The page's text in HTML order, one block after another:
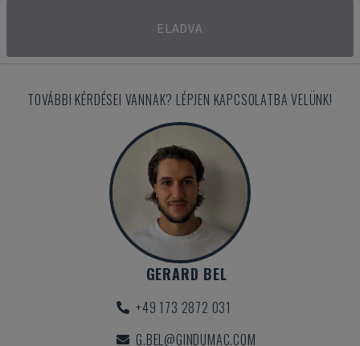
ELADVA
TOVÁBBI KÉRDÉSEI VANNAK? LÉPJEN KAPCSOLATBA VELÜNK!
GERARD BEL
+49 173 2872 031
G.BEL@GINDUMAC.COM